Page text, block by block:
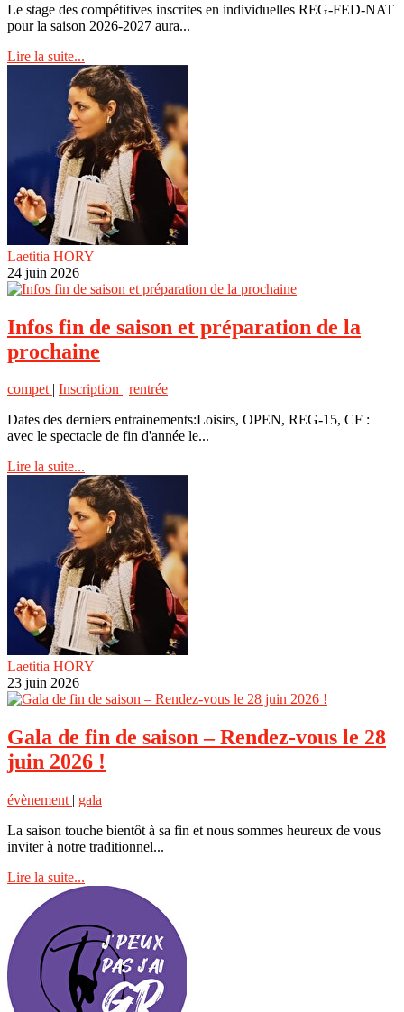
Le stage des compétitives inscrites en individuelles REG-FED-NAT
pour la saison 2026-2027 aura...
Lire la suite...
Laetitia HORY
24 juin 2026
Infos fin de saison et préparation de la
prochaine
compet | Inscription | rentrée
Dates des derniers entrainements:Loisirs, OPEN, REG-15, CF :
avec le spectacle de fin d'année le...
Lire la suite...
Laetitia HORY
23 juin 2026
Gala de fin de saison – Rendez-vous le 28
juin 2026 !
évènement | gala
La saison touche bientôt à sa fin et nous sommes heureux de vous
inviter à notre traditionnel...
Lire la suite...